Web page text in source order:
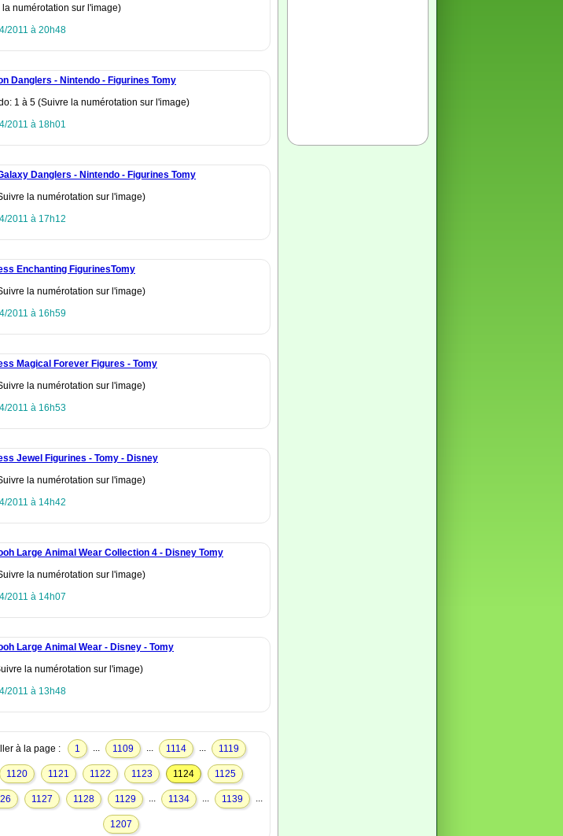
la numérotation sur l'image)
2011 à 20h48
Danglers - Nintendo - Figurines Tomy
1 à 5 (Suivre la numérotation sur l'image)
2011 à 18h01
Danglers - Nintendo - Figurines Tomy
la numérotation sur l'image)
2011 à 17h12
Enchanting FigurinesTomy
la numérotation sur l'image)
2011 à 16h59
Magical Forever Figures - Tomy
la numérotation sur l'image)
2011 à 16h53
Jewel Figurines - Tomy - Disney
la numérotation sur l'image)
2011 à 14h42
Large Animal Wear Collection 4 - Disney Tomy
la numérotation sur l'image)
2011 à 14h07
Large Animal Wear - Disney - Tomy
la numérotation sur l'image)
2011 à 13h48
à la page : 1 ... 1109 ... 1114 ... 1119
1120 1121 1122 1123 1124 1125
1127 1128 1129 ... 1134 ... 1139 ...
1207